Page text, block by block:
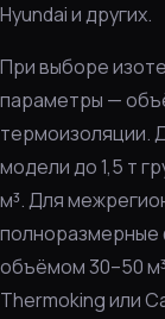
Hyundai и других.
При выборе
параметры —
термоизоляции.
модели до 1,5 т
м³. Для
полноразмерные
объёмом 30–50
Thermoking или